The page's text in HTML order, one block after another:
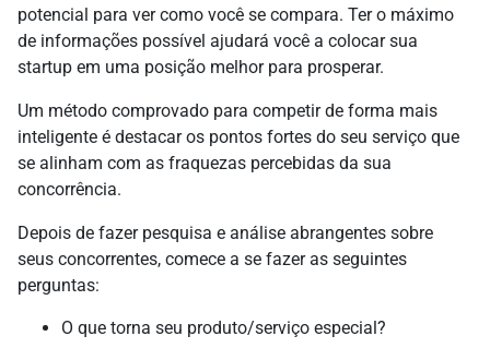
potencial para ver como você se compara. Ter o máximo
de informações possível ajudará você a colocar sua
startup em uma posição melhor para prosperar.
Um método comprovado para competir de forma mais
inteligente é destacar os pontos fortes do seu serviço que
se alinham com as fraquezas percebidas da sua
concorrência.
Depois de fazer pesquisa e análise abrangentes sobre
seus concorrentes, comece a se fazer as seguintes
perguntas:
O que torna seu produto/serviço especial?